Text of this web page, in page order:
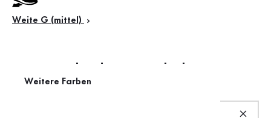
Weitere Farben
Weite G (mittel)
besonders